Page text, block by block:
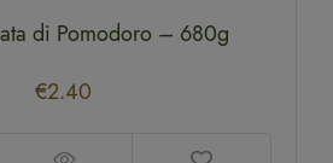
di Pomodoro – 680g
€2.40